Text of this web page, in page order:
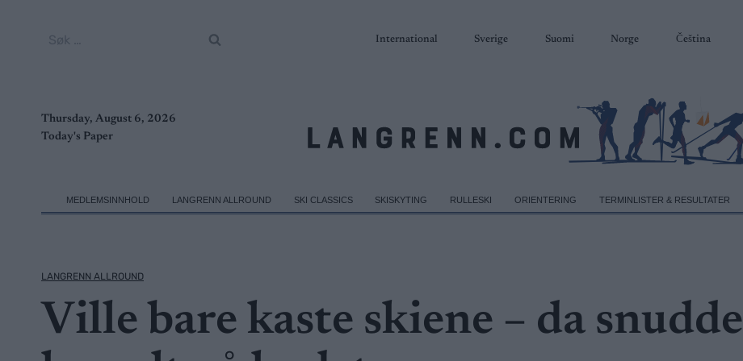
International Sverige Suomi Norge Čeština
Thursday, August 6, 2026
Today's Paper
MEDLEMSINNHOLD LANGRENN ALLROUND SKI CLASSICS SKISKYTING RULLESKI ORIENTERING TERMINLISTER & RESULTATER
LANGRENN ALLROUND
Ville bare kaste skiene – da snudde